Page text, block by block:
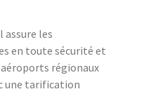
assure les
en toute sécurité et
régionaux
une tarification